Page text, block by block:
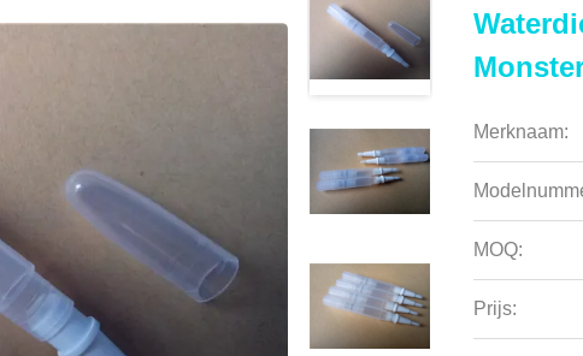
Merknaam:
MOQ:
Prijs: